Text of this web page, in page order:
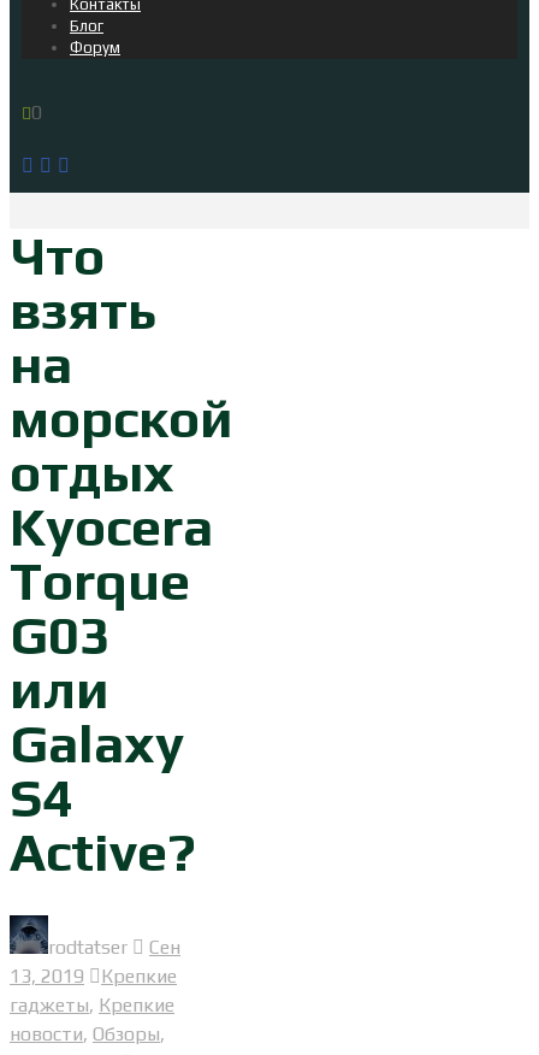
Контакты
Блог
Форум
0
Что
взять
на
морской
отдых
Kyocera
Torque
G03
или
Galaxy
S4
Active?
rodtatser
Сен
13, 2019
Крепкие
гаджеты, Крепкие
новости, Обзоры,